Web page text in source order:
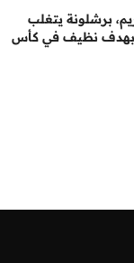
برشلونة يتغلب
بهدف نظيف في كأس